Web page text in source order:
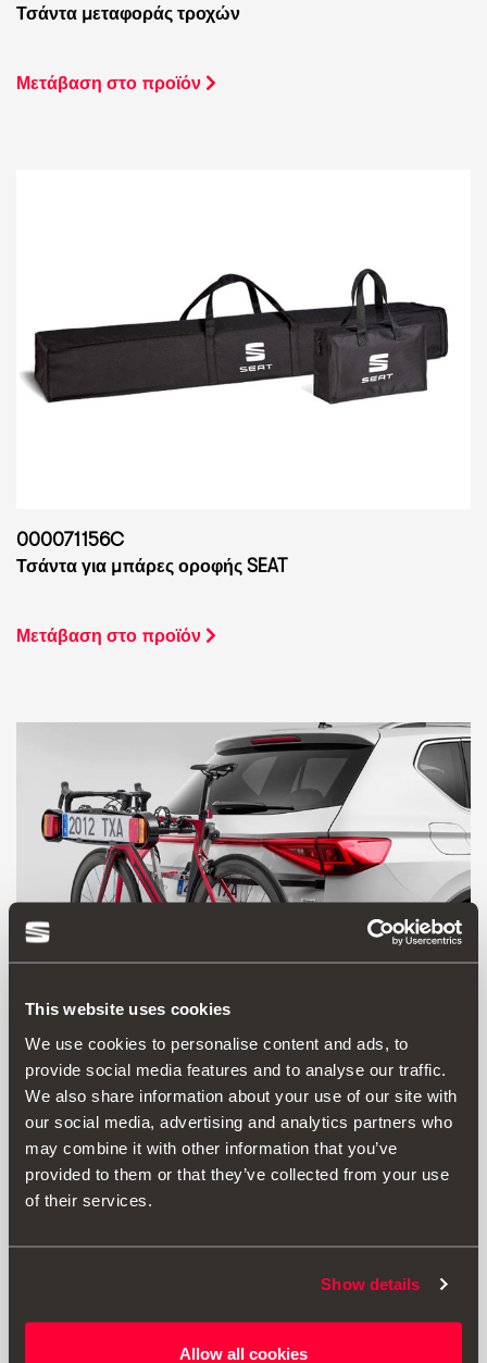
This website uses cookies
We use cookies to personalise content and ads, to
provide social media features and to analyse our traffic.
We also share information about your use of our site with
our social media, advertising and analytics partners who
may combine it with other information that you’ve
provided to them or that they’ve collected from your use
of their services.
Show details
Allow all cookies
Τσάντα μεταφοράς τροχών
Μετάβαση στο προϊόν
000071156C
Τσάντα για μπάρες οροφής SEAT
Μετάβαση στο προϊόν
000071128H
Βάση για ποδήλατα στον κοτσαδόρο
Μετάβαση στο προϊόν